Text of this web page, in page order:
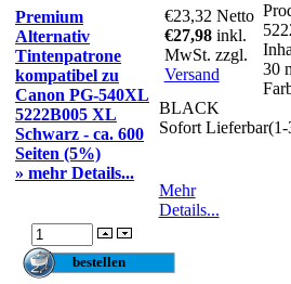
Premium
Alternativ
Tintenpatrone
kompatibel zu
Canon PG-540XL
5222B005 XL
Schwarz - ca. 600
Seiten (5%)
» mehr Details...
€23,32 Netto
€27,98 inkl.
MwSt. zzgl.
Versand
30
BLACK
Sofort Lieferbar(1-
Mehr
Details...